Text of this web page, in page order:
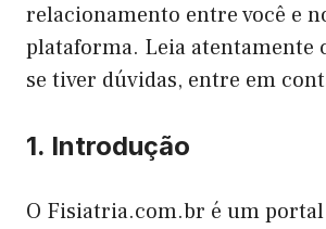
relacionamento entre você e
plataforma. Leia atentamente
se tiver dúvidas, entre em
1. Introdução
O Fisiatria.com.br é um portal